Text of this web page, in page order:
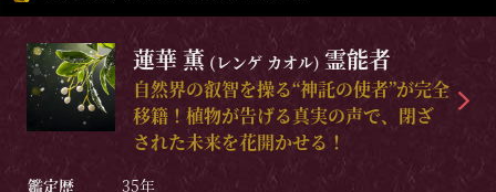
蓮華 薫 (レンゲ カオル) 霊能者
自然界の叡智を操る“神託の使者”が完全
移籍！植物が告げる真実の声で、閉ざ
された未来を花開かせる！
鑑定歴
35年